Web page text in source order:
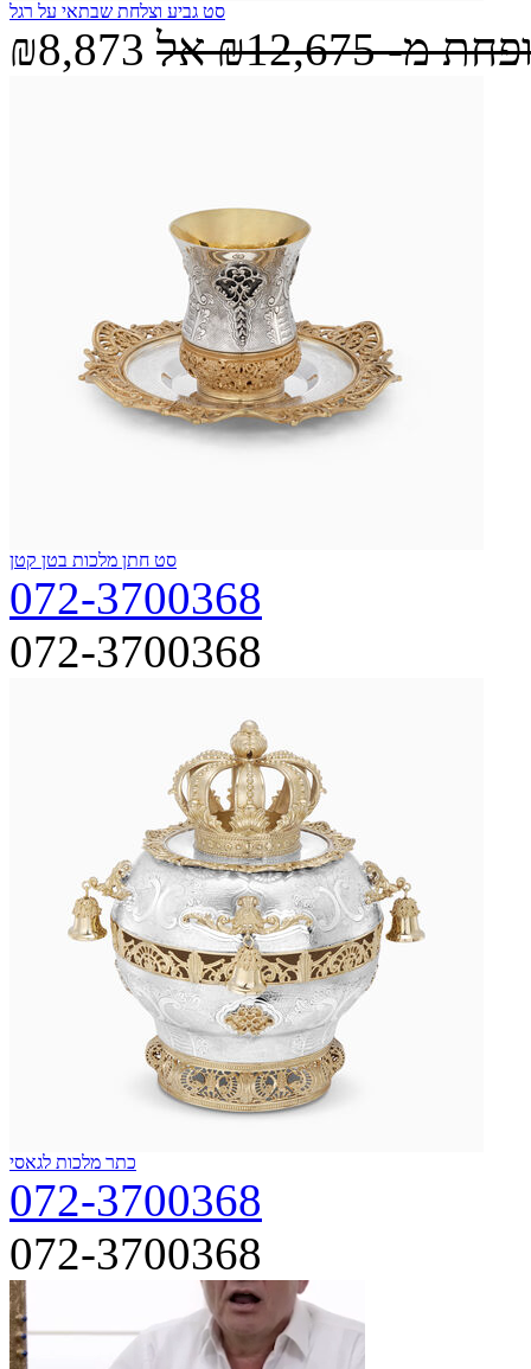
סט גביע וצלחת שבתאי על רגל
₪8,873 מ-₪12,675 אל
סט חתן מלכות בטן קטן
072-3700368
072-3700368
כתר מלכות לגאסי
072-3700368
072-3700368